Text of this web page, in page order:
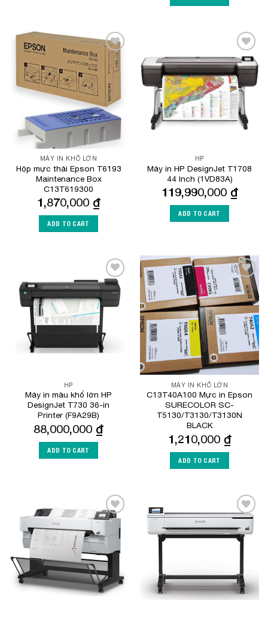
Add to
Wishlist
MÁY IN KHỔ LỚN
Hộp mực thải Epson T6193
Maintenance Box
C13T619300
1,870,000 ₫
ADD TO CART
Add to
Wishlist
HP
Máy in HP DesignJet T1708
44 Inch (1VD83A)
119,990,000 ₫
ADD TO CART
Add to
Wishlist
HP
Máy in màu khổ lớn HP
DesignJet T730 36-in
Printer (F9A29B)
88,000,000 ₫
ADD TO CART
Add to
Wishlist
MÁY IN KHỔ LỚN
C13T40A100 Mực in Epson
SURECOLOR SC-
T5130/T3130/T3130N
BLACK
1,210,000 ₫
ADD TO CART
Add to
Wishlist
Add to
Wishlist